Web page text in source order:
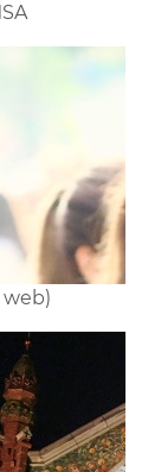
web)